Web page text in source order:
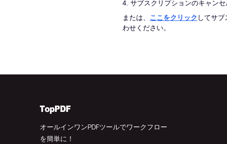
4. サブスクリプションのキャンセ
または、 ここをクリック してサ
わせください。
オールインワンPDFツールでワークフロー
を簡単に！